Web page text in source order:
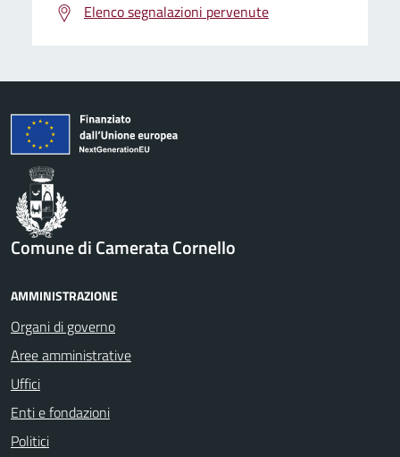
Elenco segnalazioni pervenute
Comune di Camerata Cornello
AMMINISTRAZIONE
Organi di governo
Aree amministrative
Uffici
Enti e fondazioni
Politici